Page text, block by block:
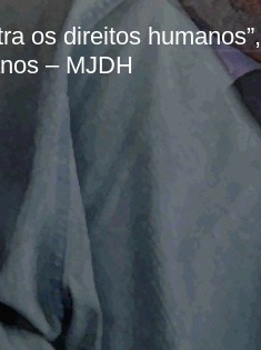
os direitos humanos”,
– MJDH